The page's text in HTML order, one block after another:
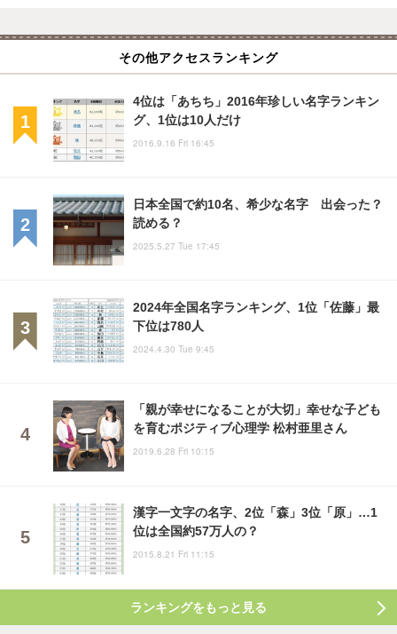
その他アクセスランキング
4位は「あちち」2016年珍しい名字ランキン
グ、1位は10人だけ
2016.9.16 Fri 16:45
日本全国で約10名、希少な名字 出会った？
読める？
2025.5.27 Tue 17:45
2024年全国名字ランキング、1位「佐藤」最
下位は780人
2024.4.30 Tue 9:45
「親が幸せになることが大切」幸せな子ども
を育むポジティブ心理学 松村亜里さん
2019.6.28 Fri 10:15
漢字一文字の名字、2位「森」3位「原」…1
位は全国約57万人の？
2015.8.21 Fri 11:15
ランキングをもっと見る